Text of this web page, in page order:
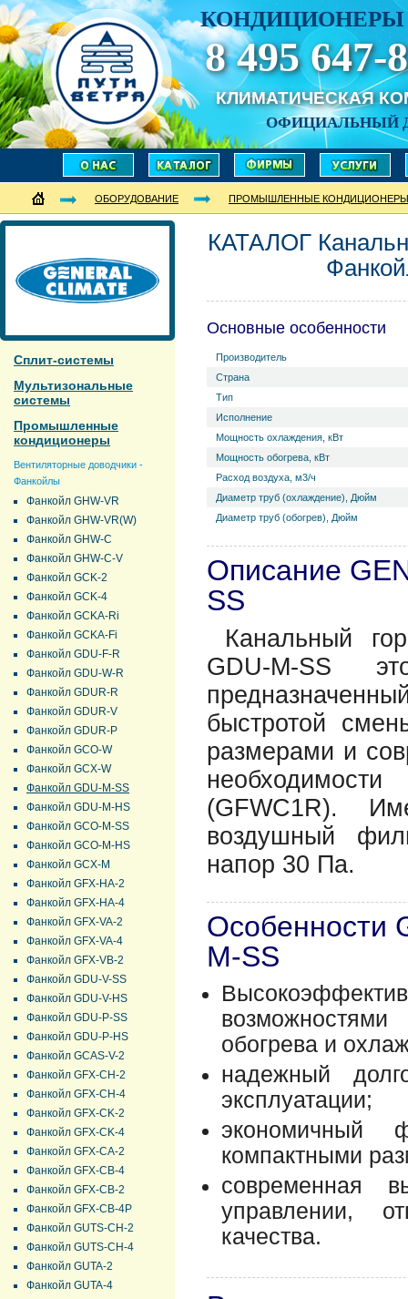
КОНДИЦИОНЕРЫ
8 495 647-
КЛИМАТИЧЕСКАЯ
ОФИЦИАЛЬНЫЙ
ОБОРУДОВАНИЕ ПРОМЫШЛЕННЫЕ КОНДИЦИОНЕРЫ
Сплит-системы
Мультизональные
системы
Промышленные
кондиционеры
Вентиляторные доводчики -
Фанкойлы
Фанкойл GHW-VR
Фанкойл GHW-VR(W)
Фанкойл GHW-C
Фанкойл GHW-C-V
Фанкойл GCK-2
Фанкойл GCK-4
Фанкойл GCKA-Ri
Фанкойл GCKA-Fi
Фанкойл GDU-F-R
Фанкойл GDU-W-R
Фанкойл GDUR-R
Фанкойл GDUR-V
Фанкойл GDUR-P
Фанкойл GCO-W
Фанкойл GCX-W
Фанкойл GDU-M-SS
Фанкойл GDU-M-HS
Фанкойл GCO-M-SS
Фанкойл GCO-M-HS
Фанкойл GCX-M
Фанкойл GFX-HA-2
Фанкойл GFX-HA-4
Фанкойл GFX-VA-2
Фанкойл GFX-VA-4
Фанкойл GFX-VB-2
Фанкойл GDU-V-SS
Фанкойл GDU-V-HS
Фанкойл GDU-P-SS
Фанкойл GDU-P-HS
Фанкойл GCAS-V-2
Фанкойл GFX-CH-2
Фанкойл GFX-CH-4
Фанкойл GFX-CK-2
Фанкойл GFX-CK-4
Фанкойл GFX-CA-2
Фанкойл GFX-CB-4
Фанкойл GFX-CB-2
Фанкойл GFX-CB-4P
Фанкойл GUTS-CH-2
Фанкойл GUTS-CH-4
Фанкойл GUTA-2
Фанкойл GUTA-4
КАТАЛОГ
Основные особенности
Производитель
Страна
Тип
Исполнение
Мощность охлаждения, кВт
Мощность обогрева, кВт
Расход воздуха, м3/ч
Диаметр труб (охлаждение), Дюйм
Диаметр труб (обогрев), Дюйм
Описание
SS
Канальный
GDU-M-SS
быстротой
размерами и
(GFWC1R).
воздушный
напор 30 Па.
Особенности
M-SS
обогрева и
надежный
эксплуатации;
экономичный
компактными
современная
управлении,
качества.